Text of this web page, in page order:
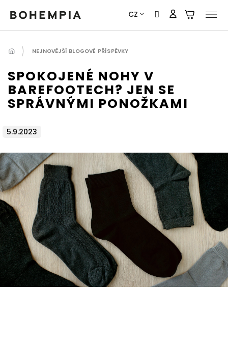
Přejít
obsah
CZ
NEJNOVĚJŠÍ BLOGOVÉ PŘÍSPĚVKY
SPOKOJENÉ NOHY V
BAREFOOTECH? JEN SE
SPRÁVNÝMI PONOŽKAMI
5.9.2023